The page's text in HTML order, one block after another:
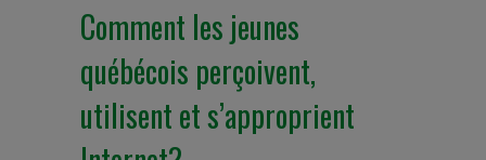
Comment les jeunes
québécois perçoivent,
utilisent et s’approprient